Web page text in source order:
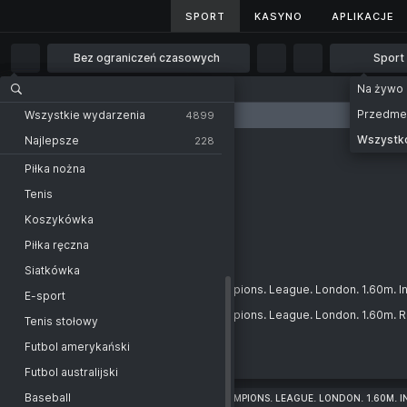
SPORT KASYNO APLIKACJE
SPORT KASYNO APLIKACJE
Bez ograniczeń czasowych Sport
Sport
EQUESTRIAN. JUMPING.
-
-
-
-
-
-
-
EQUESTRIAN. JUMPING. GLOBAL CHAMPIONS. LEAGUE. LONDON. 1.60M.
1 godz.
2 godz.
4 godz.
6 godz.
12 godz.
1 dzień
2 dni
Wszystkie wydarzenia
KATEGORIA
Pickleball
MLP. Dallas
Jeździectwo
Jumping. Global Champions
Equestrian. Jumping. Global Champions. League. London. 1.60m.
Equestrian. Jumping. Global Champions. League. London. 1.60m.
Żeglarstwo
SailGP
Wszystkie wydarzenia 4899
Najlepsze 228
Piłka nożna
Tenis
Koszykówka
Piłka ręczna
Siatkówka
E-sport
Tenis stołowy
Futbol amerykański
Futbol australijski
Baseball
Na żywo